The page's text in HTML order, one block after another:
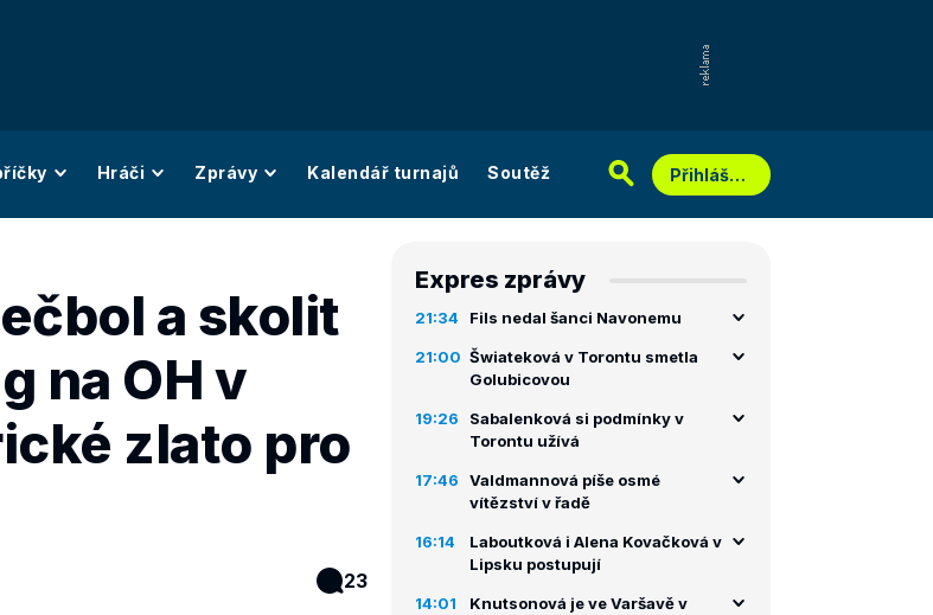
Hráči Zprávy Kalendář turnajů Soutěž Přihlášení
a skolit
na OH v
zlato pro
23
Expres zprávy
21:34 Fils nedal šanci Navonemu
21:00 Šwiateková v Torontu smetla
Golubicovou
19:26
Sabalenková si podmínky v
Torontu užívá
17:46
Valdmannová píše osmé
vítězství v řadě
16:14
Laboutková i Alena Kovačková v
Lipsku postupují
14:01
Knutsonová je ve Varšavě v